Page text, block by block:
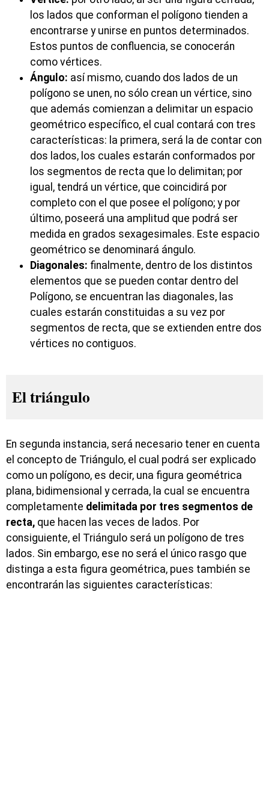
los lados que conforman el polígono tienden a
encontrarse y unirse en puntos determinados.
Estos puntos de confluencia, se conocerán
como vértices.
Ángulo: así mismo, cuando dos lados de un
polígono se unen, no sólo crean un vértice, sino
que además comienzan a delimitar un espacio
geométrico específico, el cual contará con tres
características: la primera, será la de contar con
dos lados, los cuales estarán conformados por
los segmentos de recta que lo delimitan; por
igual, tendrá un vértice, que coincidirá por
completo con el que posee el polígono; y por
último, poseerá una amplitud que podrá ser
medida en grados sexagesimales. Este espacio
geométrico se denominará ángulo.
Diagonales: finalmente, dentro de los distintos
elementos que se pueden contar dentro del
Polígono, se encuentran las diagonales, las
cuales estarán constituidas a su vez por
segmentos de recta, que se extienden entre dos
vértices no contiguos.
El triángulo
En segunda instancia, será necesario tener en cuenta
el concepto de Triángulo, el cual podrá ser explicado
como un polígono, es decir, una figura geométrica
plana, bidimensional y cerrada, la cual se encuentra
completamente delimitada por tres segmentos de
recta, que hacen las veces de lados. Por
consiguiente, el Triángulo será un polígono de tres
lados. Sin embargo, ese no será el único rasgo que
distinga a esta figura geométrica, pues también se
encontrarán las siguientes características: